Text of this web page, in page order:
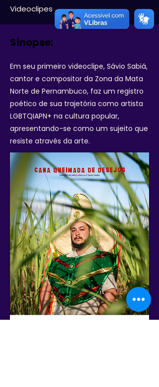
Videoclipes
Sinopse:
Em seu primeiro videoclipe, Sávio Sabiá,
cantor e compositor da Zona da Mata
Norte de Pernambuco, faz um registro
poético de sua trajetória como artista
LGBTQIAPN+ na cultura popular,
apresentando-se como um sujeito que
resiste através da arte.